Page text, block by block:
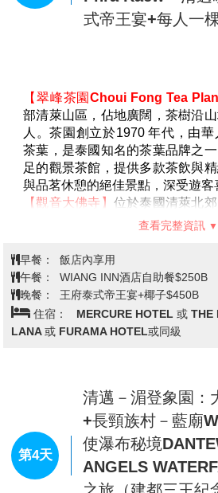
五年多時間所建"泰國風格"的龍坤
品全都是查仁猜師父及其徒弟們
此地的新地標。
【清萊蘇町藍廟】又名舞虎寺
Suea Ten)，泰文原意為「跳舞
年。藍廟由清萊白廟設計者的徒
模較白廟小，但是整體外觀呈現
佛像精緻，是一座傳統與現代藝
廟。藍廟位於Rimkok區，距離
著名的『金
三國領土相銜接的地方，以(湄公
過去這裡因為種植罌粟花，生產鴉
相當知名，現在因為泰國政府全面
分子，不再生產種植罌粟花，積極
名而來造訪的觀光勝地及國家公園
【清萊天空步道】泰國首座空中
同時飽覽泰、緬、寮三國交界景
卡景點，位置與金三角距離不遠
著整個湄公河與寮國，還可以俯
是金三角。
【金三角坐船遊湄公河】順路探
泰﹑緬﹑寮三國領土相銜接的地
查看完整資訊
早餐：
飯店內享用
午餐： 國香或蓮花中式餐THB$ 250
晚餐：
河畔餐廳泰式餐 THB$ 250
住宿：
GRAND VISTA,HERITAGE
第3天
清萊: 翠峰茶園－
HUAY PLA KANG
Phra Kaew－清邁
【翠峰茶園Choui Fong Tea
部清萊山區，佔地廣闊，茶樹沿
人。茶園創立於1970 年代，由